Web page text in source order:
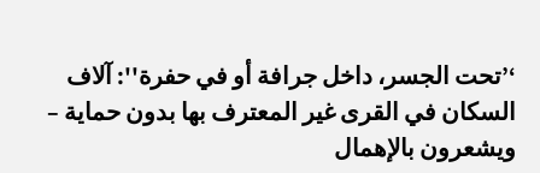
‘’تحت الجسر، داخل جرافة أو في حفرة'': آلاف
السكان في القرى غير المعترف بها بدون حماية –
ويشعرون بالإهمال